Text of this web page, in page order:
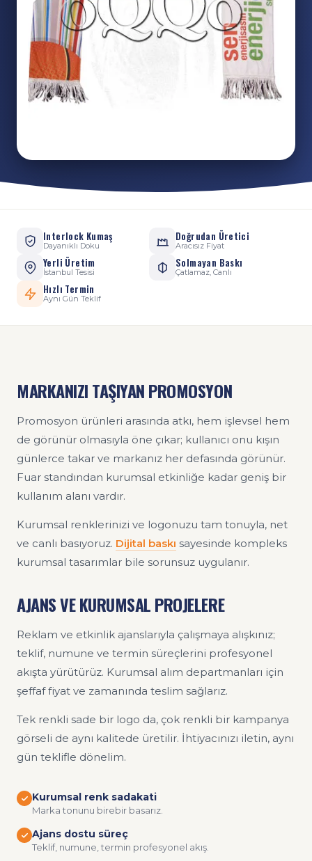
Interlock Kumaş
Dayanıklı Doku
Doğrudan Üretici
Aracısız Fiyat
Yerli Üretim
İstanbul Tesisi
Solmayan Baskı
Çatlamaz, Canlı
Hızlı Termin
Aynı Gün Teklif
MARKANIZI TAŞIYAN PROMOSYON
Promosyon ürünleri arasında atkı, hem işlevsel hem
de görünür olmasıyla öne çıkar; kullanıcı onu kışın
günlerce takar ve markanız her defasında görünür.
Fuar standından kurumsal etkinliğe kadar geniş bir
kullanım alanı vardır.
Kurumsal renklerinizi ve logonuzu tam tonuyla, net
ve canlı basıyoruz. Dijital baskı sayesinde kompleks
kurumsal tasarımlar bile sorunsuz uygulanır.
AJANS VE KURUMSAL PROJELERE
Reklam ve etkinlik ajanslarıyla çalışmaya alışkınız;
teklif, numune ve termin süreçlerini profesyonel
akışta yürütürüz. Kurumsal alım departmanları için
şeffaf fiyat ve zamanında teslim sağlarız.
Tek renkli sade bir logo da, çok renkli bir kampanya
görseli de aynı kalitede üretilir. İhtiyacınızı iletin, aynı
gün teklifle dönelim.
Kurumsal renk sadakati
Marka tonunu birebir basarız.
Ajans dostu süreç
Teklif, numune, termin profesyonel akış.